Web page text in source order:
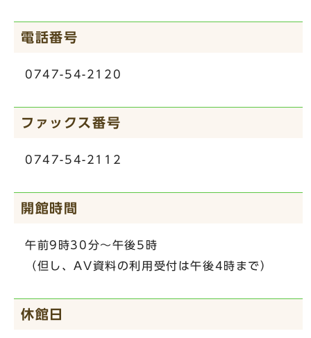
電話番号
0747-54-2120
ファックス番号
0747-54-2112
開館時間
午前9時30分～午後5時
（但し、AV資料の利用受付は午後4時まで）
休館日